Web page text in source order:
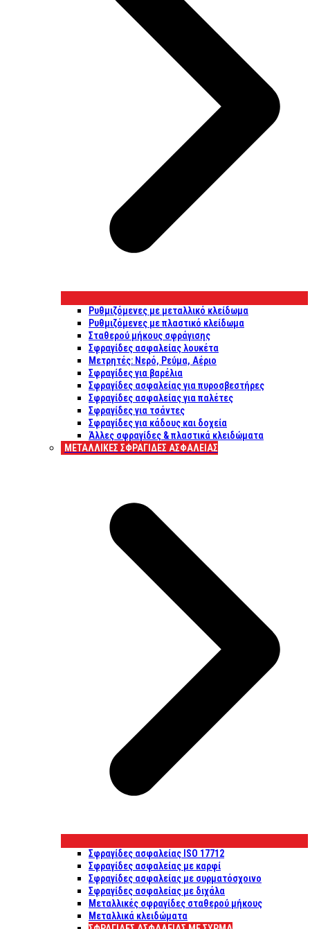
Ρυθμιζόμενες με μεταλλικό κλείδωμα
Ρυθμιζόμενες με πλαστικό κλείδωμα
Σταθερού μήκους σφράγισης
Σφραγίδες ασφαλείας λουκέτα
Μετρητές: Νερό, Ρεύμα, Αέριο
Σφραγίδες για βαρέλια
Σφραγίδες ασφαλείας για πυροσβεστήρες
Σφραγίδες ασφαλείας για παλέτες
Σφραγίδες για τσάντες
Σφραγίδες για κάδους και δοχεία
Άλλες σφραγίδες & πλαστικά κλειδώματα
ΜΕΤΑΛΛΙΚΕΣ ΣΦΡΑΓΙΔΕΣ ΑΣΦΑΛΕΙΑΣ
Σφραγίδες ασφαλείας ISO 17712
Σφραγίδες ασφαλείας με καρφί
Σφραγίδες ασφαλείας με συρματόσχοινο
Σφραγίδες ασφαλείας με διχάλα
Μεταλλικές σφραγίδες σταθερού μήκους
Μεταλλικά κλειδώματα